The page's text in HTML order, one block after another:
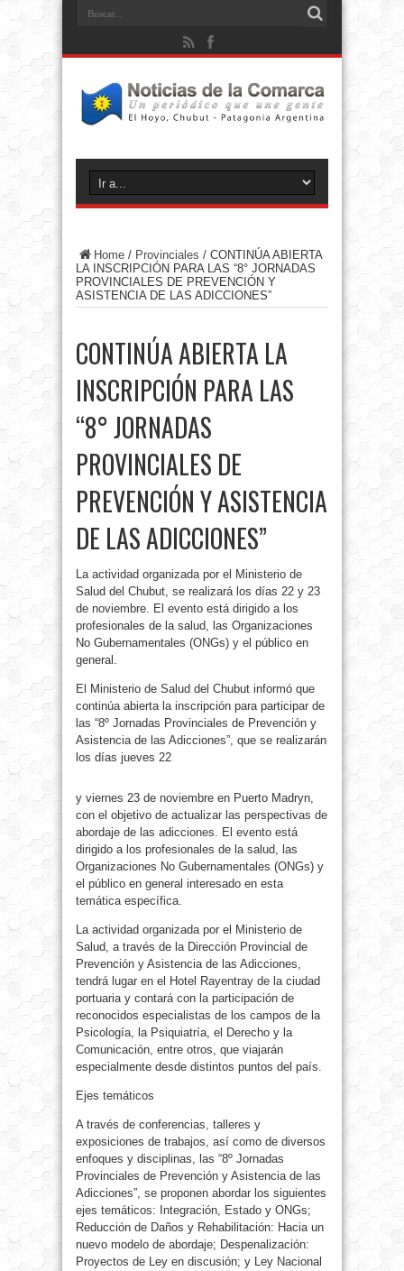
Home / Provinciales / CONTINÚA ABIERTA
LA INSCRIPCIÓN PARA LAS “8° JORNADAS
PROVINCIALES DE PREVENCIÓN Y
ASISTENCIA DE LAS ADICCIONES”
CONTINÚA ABIERTA LA
INSCRIPCIÓN PARA LAS
“8° JORNADAS
PROVINCIALES DE
PREVENCIÓN Y ASISTENCIA
DE LAS ADICCIONES”
La actividad organizada por el Ministerio de
Salud del Chubut, se realizará los días 22 y 23
de noviembre. El evento está dirigido a los
profesionales de la salud, las Organizaciones
No Gubernamentales (ONGs) y el público en
general.
El Ministerio de Salud del Chubut informó que
continúa abierta la inscripción para participar de
las “8º Jornadas Provinciales de Prevención y
Asistencia de las Adicciones”, que se realizarán
los días jueves 22
y viernes 23 de noviembre en Puerto Madryn,
con el objetivo de actualizar las perspectivas de
abordaje de las adicciones. El evento está
dirigido a los profesionales de la salud, las
Organizaciones No Gubernamentales (ONGs) y
el público en general interesado en esta
temática específica.
La actividad organizada por el Ministerio de
Salud, a través de la Dirección Provincial de
Prevención y Asistencia de las Adicciones,
tendrá lugar en el Hotel Rayentray de la ciudad
portuaria y contará con la participación de
reconocidos especialistas de los campos de la
Psicología, la Psiquiatría, el Derecho y la
Comunicación, entre otros, que viajarán
especialmente desde distintos puntos del país.
Ejes temáticos
A través de conferencias, talleres y
exposiciones de trabajos, así como de diversos
enfoques y disciplinas, las “8º Jornadas
Provinciales de Prevención y Asistencia de las
Adicciones”, se proponen abordar los siguientes
ejes temáticos: Integración, Estado y ONGs;
Reducción de Daños y Rehabilitación: Hacia un
nuevo modelo de abordaje; Despenalización:
Proyectos de Ley en discusión; y Ley Nacional